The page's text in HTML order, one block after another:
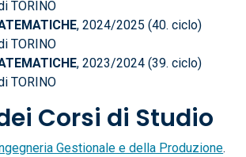
TORINO
, 2024/2025 (40. ciclo)
TORINO
, 2023/2024 (39. ciclo)
TORINO
Corsi di Studio
Gestionale e della Produzione.